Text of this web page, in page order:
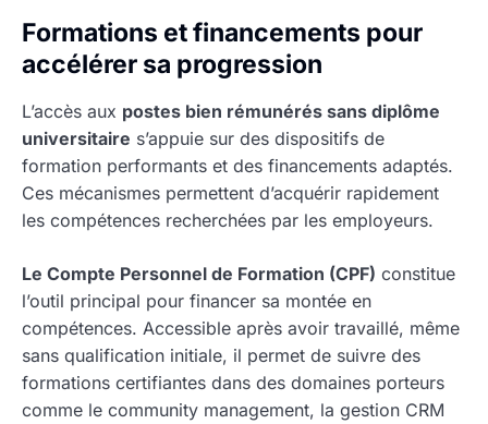
Formations et financements pour
accélérer sa progression
L’accès aux postes bien rémunérés sans diplôme
universitaire s’appuie sur des dispositifs de
formation performants et des financements adaptés.
Ces mécanismes permettent d’acquérir rapidement
les compétences recherchées par les employeurs.
Le Compte Personnel de Formation (CPF) constitue
l’outil principal pour financer sa montée en
compétences. Accessible après avoir travaillé, même
sans qualification initiale, il permet de suivre des
formations certifiantes dans des domaines porteurs
comme le community management, la gestion CRM